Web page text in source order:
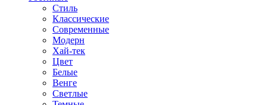
Стиль
Классические
Современные
Модерн
Хай-тек
Цвет
Белые
Венге
Светлые